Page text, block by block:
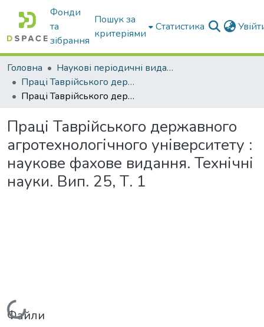
Фонди
та
зібрання
Пошук за
критеріями
Статистика
Головна
Наукові періодичні видання ТДАТУ
Праці Таврійського державного агротехнологічного університету
Праці Таврійського державного агротехнологічного університету : наукове фахове видання. Технічні науки. Вип. 25, Т. 1
Праці Таврійського державного
агротехнологічного університету :
наукове фахове видання. Технічні
науки. Вип. 25, Т. 1
Вантажиться...
Файли